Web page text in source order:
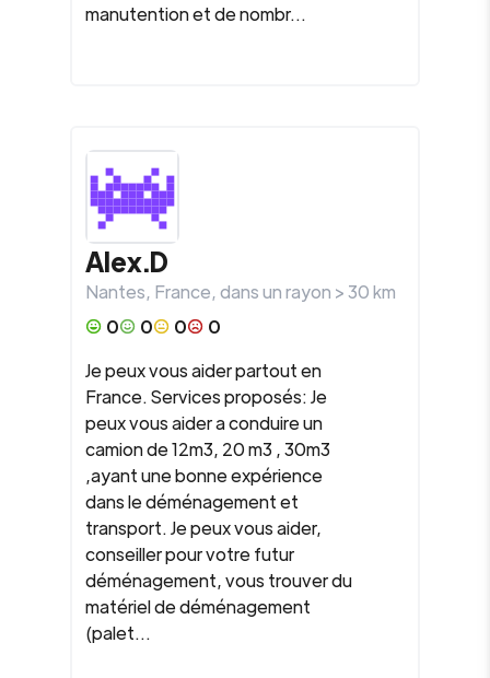
manutention et de nombr...
Alex.D
Nantes, France, dans un rayon >30km
0
0 0
0
Je peux vous aider partout en
France. Services proposés: Je
peux vous aider a conduire un
camion de 12m3, 20 m3 , 30m3
,ayant une bonne expérience
dans le déménagement et
transport. Je peux vous aider,
conseiller pour votre futur
déménagement, vous trouver du
matériel de déménagement
(palet...